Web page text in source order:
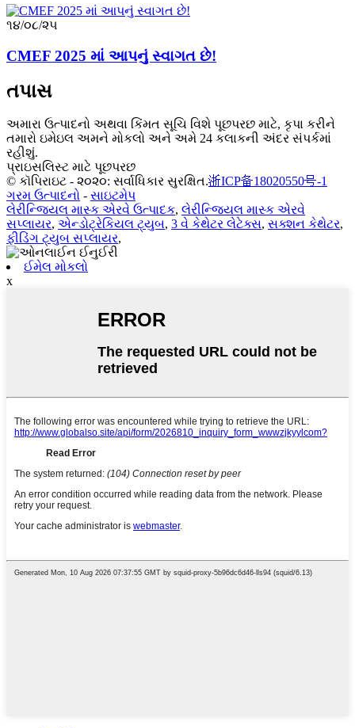
૧૪/૦૮/૨૫
CMEF 2025 માં આપનું સ્વાગત છે!
તપાસ
અમારા ઉત્પાદનો અથવા કિંમત સૂચિ વિશે પૂછપરછ માટે, કૃપા કરીને
તમારો ઇમેઇલ અમને મોકલો અને અમે 24 કલાકની અંદર સંપર્કમાં
રહીશું.
પ્રાઇસલિસ્ટ માટે પૂછપરછ
© કૉપિરાઇટ - ૨૦૨૦: સર્વાધિકાર સુરક્ષિત.浙ICP备18020550号-1
ગરમ ઉત્પાદનો - સાઇટમેપ
લેરીન્જિયલ માસ્ક એરવે ઉત્પાદક, લેરીન્જિયલ માસ્ક એરવે
સપ્લાયર, એન્ડોટ્રેકિયલ ટ્યુબ, 3 વે કેથેટર લેટેક્સ, સક્શન કેથેટર,
ફીડિંગ ટ્યુબ સપ્લાયર,
ઈમેલ મોકલો
x